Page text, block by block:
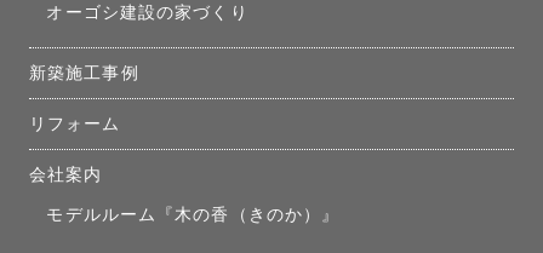
オーゴシ建設の家づくり
新築施工事例
リフォーム
会社案内
モデルルーム『木の香（きのか）』